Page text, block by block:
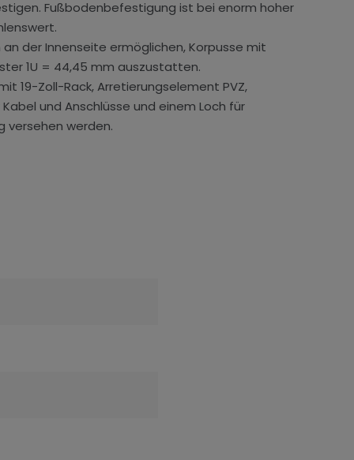
Fußbodenbefestigung ist bei enorm hoher
der Innenseite ermöglichen, Korpusse mit
1U = 44,45 mm auszustatten.
19-Zoll-Rack, Arretierungselement PVZ,
und Anschlüsse und einem Loch für
versehen werden.